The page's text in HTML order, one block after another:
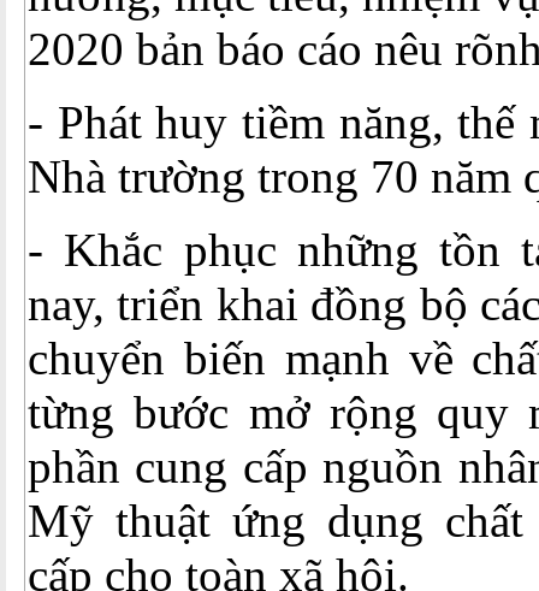
2020 bản báo cáo nêu
- Phát huy tiềm năng, thế
Nhà trường trong 70 năm
- Khắc phục những tồn
nay, triển khai đồng bộ
chuyển biến mạnh về
từng bước mở rộng quy
phần cung cấp nguồn
Mỹ thuật ứng dụng
cấp cho toàn xã hội.